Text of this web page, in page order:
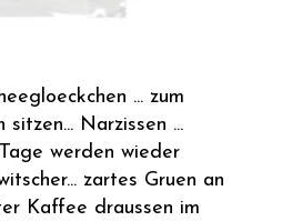
... zum
Narzissen ...
werden wieder
zartes Gruen an
Kaffee draussen im